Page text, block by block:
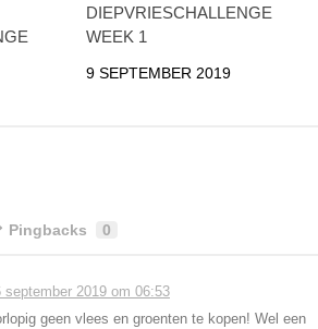
DIEPVRIESCHALLENGE
WEEK 1
9 SEPTEMBER 2019
Pingbacks 0
september 2019 om 06:53
geen vlees en groenten te kopen! Wel een